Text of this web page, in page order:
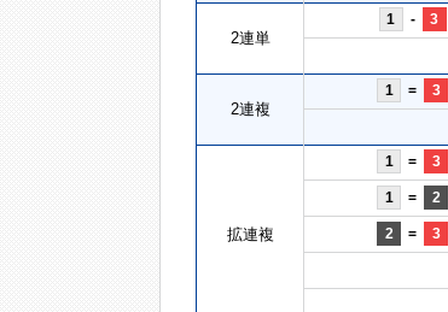
2連単
1 - 3
2連複
1 = 3
拡連複
1 = 3
1 = 2
2 = 3